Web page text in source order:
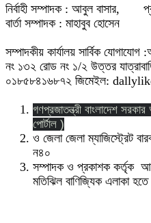
নির্বাহী সম্পাদক : আবুল বাসার,
বার্তা সম্পাদক : মাহাবুব হোসেন
সম্পাদকীয় কার্যালয় সার্বিক
নং ১৩২ রোড নং ১/২ উত্তর
০১৮৫৮৪১৬৮৭২ জিমেইল:
গণপ্রজাতন্ত্রী বাংলাদেশ
পোর্টাল )
ও জেলা জেলা ম্যাজিস্ট্রেট
ন৪০
সম্পাদক ও প্রকাশক কর্তৃক আর
মতিঝিল বাণিজ্যিক এলাকা